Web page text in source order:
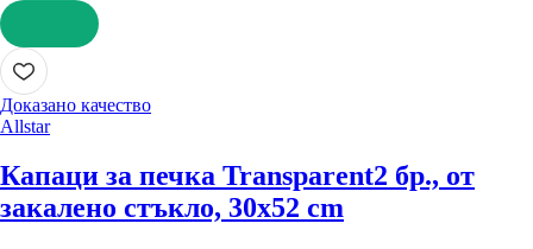
ДОБАВИ
Доказано качество
Allstar
Капаци за печка Transparent2 бр., от
закалено стъкло, 30x52 cm